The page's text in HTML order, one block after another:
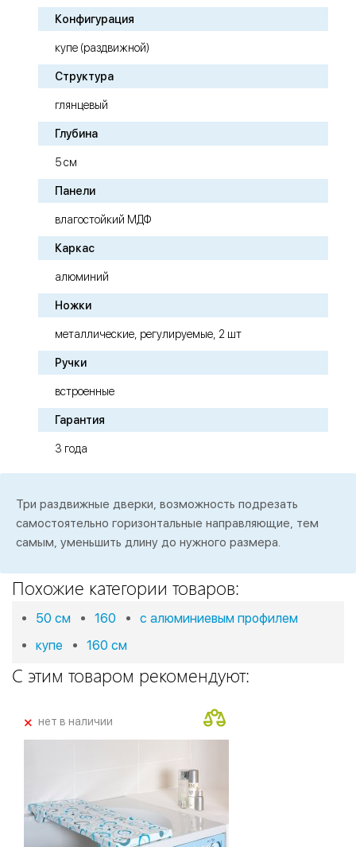
Конфигурация
купе (раздвижной)
Структура
глянцевый
Глубина
5 см
Панели
влагостойкий МДФ
Каркас
алюминий
Ножки
металлические, регулируемые, 2 шт
Ручки
встроенные
Гарантия
3 года
Три раздвижные дверки, возможность подрезать
самостоятельно горизонтальные направляющие, тем
самым, уменьшить длину до нужного размера.
Похожие категории товаров:
50 см 160
с алюминиевым профилем
купе
160 см
С этим товаром рекомендуют:
+нет в наличии